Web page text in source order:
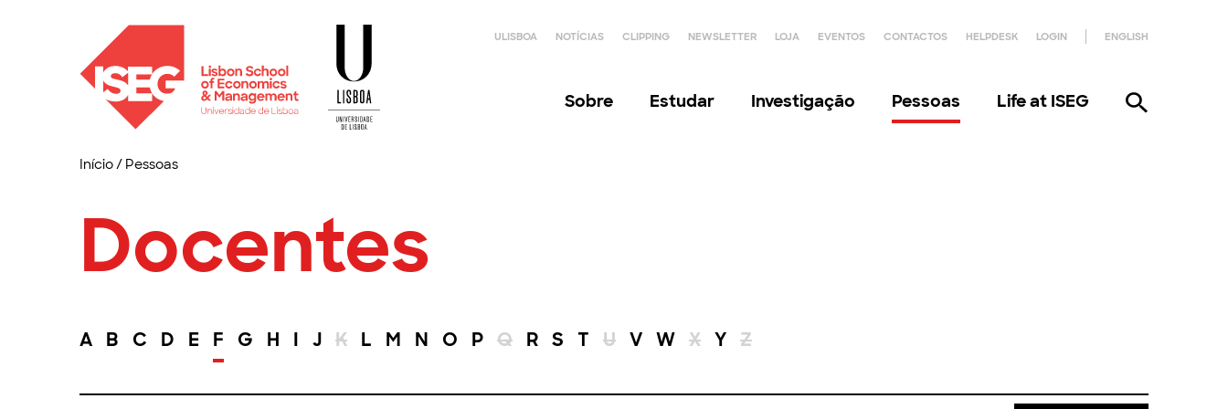
ULISBOA NOTÍCIAS CLIPPING NEWSLETTER LOJA EVENTOS CONTACTOS HELPDESK LOGIN ENGLISH
Sobre Estudar Investigação Pessoas Life at ISEG
Início/ Pessoas
Docentes
A B C D E F G H I J K L M N O P Q R S T U V W X Y Z